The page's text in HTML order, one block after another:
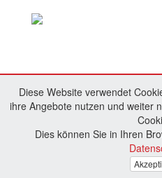
Diese Website verwendet
ihre Angebote nutzen und weiter
Dies können Sie in Ihren